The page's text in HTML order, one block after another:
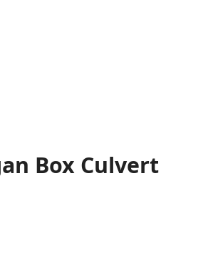
Box Culvert